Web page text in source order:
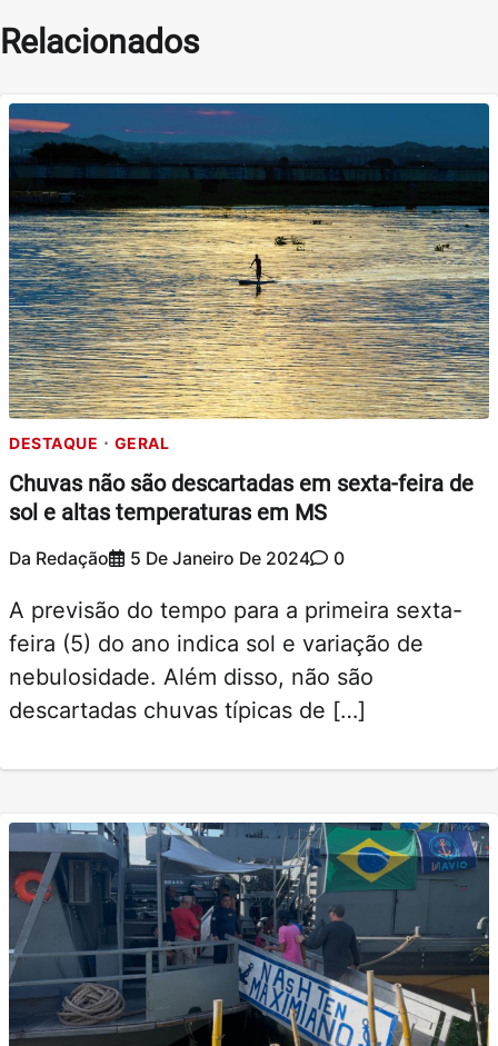
Relacionados
DESTAQUE GERAL
Chuvas não são descartadas em sexta-feira de
sol e altas temperaturas em MS
Da Redação 5 De Janeiro De 2024 0
A previsão do tempo para a primeira sexta-
feira (5) do ano indica sol e variação de
nebulosidade. Além disso, não são
descartadas chuvas típicas de […]